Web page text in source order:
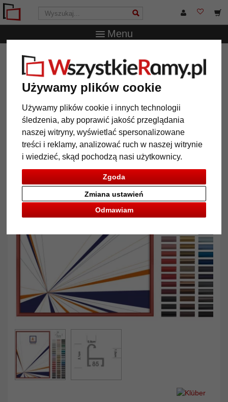
Używamy plików cookie
Używamy plików cookie i innych technologii
śledzenia, aby poprawić jakość przeglądania
naszej witryny, wyświetlać spersonalizowane
treści i reklamy, analizować ruch w naszej witrynie
i wiedzieć, skąd pochodzą nasi użytkownicy.
Zgoda
Odmawiam
Zmiana ustawień
Menu
WszystkieRamy.pl
Aluminiowe ramy do obrazów Miguel na wymiar
Aluminiowe ramy do obrazów
Miguel na wymiar